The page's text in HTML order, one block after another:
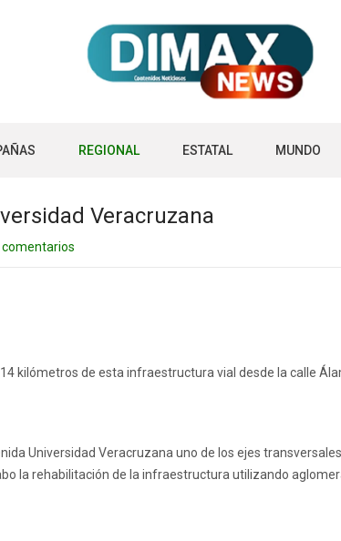
REGIONAL ESTATAL MUNDO
Veracruzana
comentarios
kilómetros de esta infraestructura vial desde la calle
Universidad Veracruzana uno de los ejes
la rehabilitación de la infraestructura utilizando